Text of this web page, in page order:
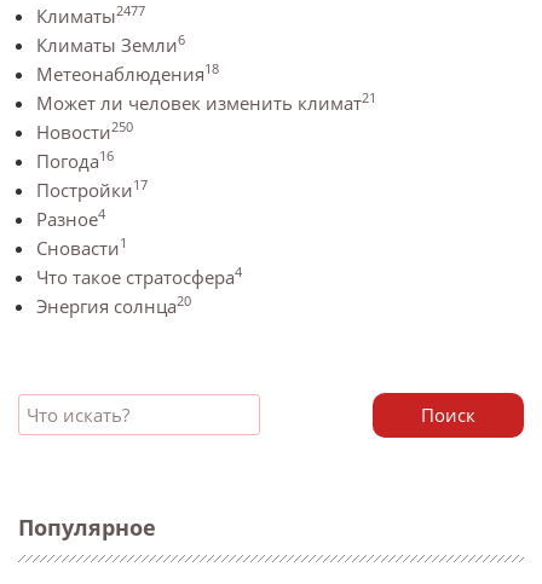
Климаты2477
Климаты Земли6
Метеонаблюдения18
Может ли человек изменить климат21
Новости250
Погода16
Постройки17
Разное4
Сновасти1
Что такое стратосфера4
Энергия солнца20
Поиск
Популярное